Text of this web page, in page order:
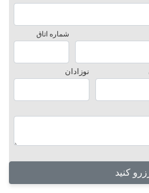
شماره اتاق
نوزادان
کنید